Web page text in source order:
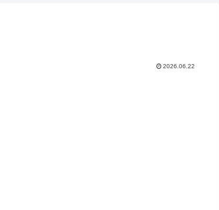
2026.06.22